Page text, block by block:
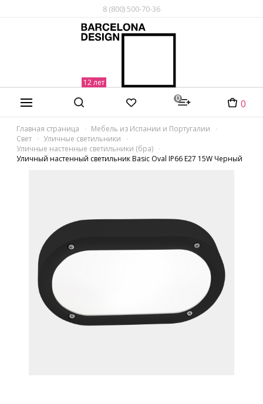
8 (800) 500-70-36
0 0
Главная страница
Мебель из Испании и Португалии
Свет
Уличные светильники
Уличные настенные светильники (бра)
Уличный настенный светильник Basic Oval IP66 E27 15W Черный